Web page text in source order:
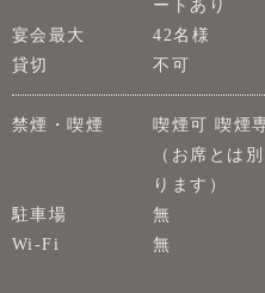
ートあり
宴会最大
42名様
貸切
不可
禁煙・喫煙
喫煙可 喫煙
（お席とは
ります）
駐車場
無
Wi-Fi
無